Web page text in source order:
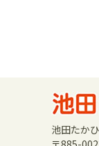
池田たか